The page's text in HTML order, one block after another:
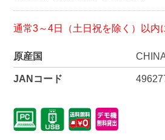
通常3～4日（土日祝を除く）以内
原産国
JANコード